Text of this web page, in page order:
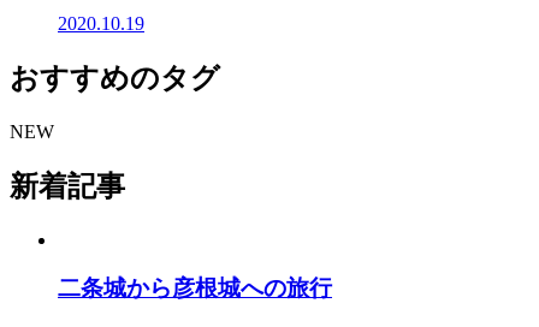
2020.10.19
おすすめのタグ
NEW
新着記事
二条城から彦根城への旅行